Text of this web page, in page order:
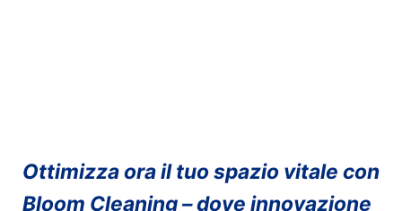
Ottimizza ora il tuo spazio vitale con
Bloom Cleaning – dove innovazione